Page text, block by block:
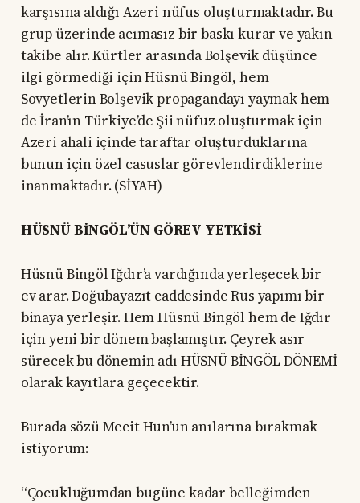
karşısına aldığı Azeri nüfus oluşturmaktadır. Bu
grup üzerinde acımasız bir baskı kurar ve yakın
takibe alır. Kürtler arasında Bolşevik düşünce
ilgi görmediği için Hüsnü Bingöl, hem
Sovyetlerin Bolşevik propagandayı yaymak hem
de İran’ın Türkiye’de Şii nüfuz oluşturmak için
Azeri ahali içinde taraftar oluşturduklarına
bunun için özel casuslar görevlendirdiklerine
inanmaktadır. (SİYAH)
HÜSNÜ BİNGÖL’ÜN GÖREV YETKİSİ
Hüsnü Bingöl Iğdır’a vardığında yerleşecek bir
ev arar. Doğubayazıt caddesinde Rus yapımı bir
binaya yerleşir. Hem Hüsnü Bingöl hem de Iğdır
için yeni bir dönem başlamıştır. Çeyrek asır
sürecek bu dönemin adı HÜSNÜ BİNGÖL DÖNEMİ
olarak kayıtlara geçecektir.
Burada sözü Mecit Hun’un anılarına bırakmak
istiyorum:
“Çocukluğumdan bugüne kadar belleğimden